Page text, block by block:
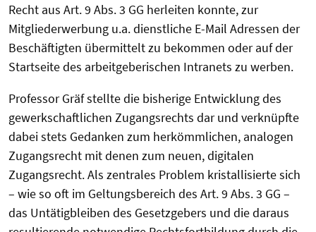
Recht aus Art. 9 Abs. 3 GG herleiten konnte, zur
Mitgliederwerbung u.a. dienstliche E-Mail Adressen der
Beschäftigten übermittelt zu bekommen oder auf der
Startseite des arbeitgeberischen Intranets zu werben.
Professor Gräf stellte die bisherige Entwicklung des
gewerkschaftlichen Zugangsrechts dar und verknüpfte
dabei stets Gedanken zum herkömmlichen, analogen
Zugangsrecht mit denen zum neuen, digitalen
Zugangsrecht. Als zentrales Problem kristallisierte sich
– wie so oft im Geltungsbereich des Art. 9 Abs. 3 GG –
das Untätigbleiben des Gesetzgebers und die daraus